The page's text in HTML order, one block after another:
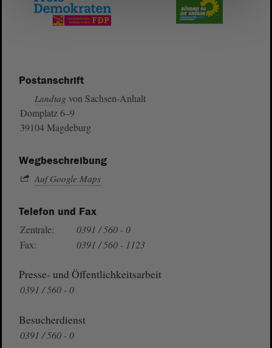
Postanschrift
Landtag von Sachsen-Anhalt
Domplatz 6–9
39104 Magdeburg
Wegbeschreibung
Auf Google Maps
Telefon und Fax
Zentrale:
0391 / 560 - 0
Fax:
0391 / 560 - 1123
Presse- und Öffentlichkeitsarbeit
0391 / 560 - 0
Besucherdienst
0391 / 560 - 0